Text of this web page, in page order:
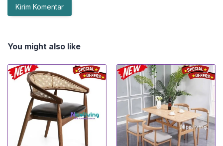
You might also like